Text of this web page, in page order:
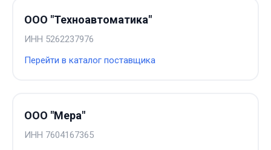
ООО "Техноавтоматика"
ИНН 5262237976
Перейти в каталог поставщика
ООО "Мера"
ИНН 7604167365